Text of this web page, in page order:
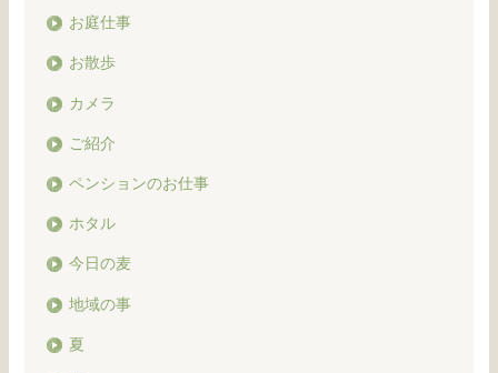
お庭仕事
お散歩
カメラ
ご紹介
ペンションのお仕事
ホタル
今日の麦
地域の事
夏